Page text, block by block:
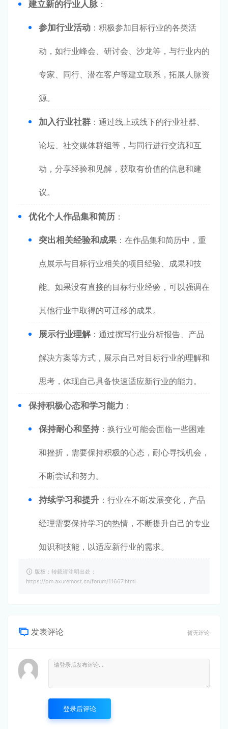
建立新的行业人脉 ：
参加行业活动 ：积极参加目标行业的各类活
动，如行业峰会、研讨会、沙龙等，与行业内的
专家、同行、潜在客户等建立联系，拓展人脉资
源。
加入行业社群 ：通过线上或线下的行业社群、
论坛、社交媒体群组等，与同行进行交流和互
动，分享经验和见解，获取有价值的信息和建
议。
优化个人作品集和简历 ：
突出相关经验和成果 ：在作品集和简历中，重
点展示与目标行业相关的项目经验、成果和技
能。如果没有直接的目标行业经验，可以强调在
其他行业中取得的可迁移的成果。
展示行业理解 ：通过撰写行业分析报告、产品
解决方案等方式，展示自己对目标行业的理解和
思考，体现自己具备快速适应新行业的能力。
保持积极心态和学习能力 ：
保持耐心和坚持 ：换行业可能会面临一些困难
和挫折，需要保持积极的心态，耐心寻找机会，
不断尝试和努力。
持续学习和提升 ：行业在不断发展变化，产品
经理需要保持学习的热情，不断提升自己的专业
知识和技能，以适应新行业的需求。
版权：转载请注明出处：
https://pm.axuremost.cn/forum/11667.html
发表评论 暂无评论
登录后评论